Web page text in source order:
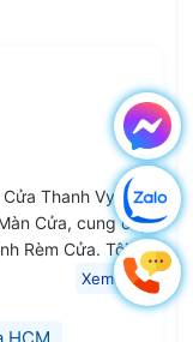
Thanh Vy. Với
Cửa, cung cấp
Rèm Cửa. Tôi
và chất lượng
các Bạn.
Xem thêm
HCM